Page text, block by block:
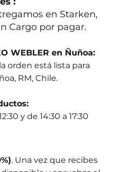
en Starken,
Cargo por pagar.
WEBLER en Ñuñoa:
orden está lista para
RM, Chile.
y de 14:30 a 17:30
. Una vez que recibes